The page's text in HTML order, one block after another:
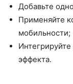
Добавьте
Применяйте
мобильности;
эффекта.